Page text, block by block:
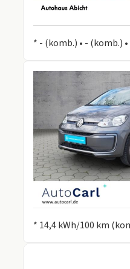
* - (komb.) • - (komb.)
* 14,4 kWh/100 km